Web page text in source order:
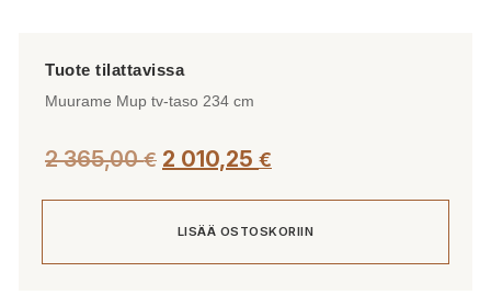
Muurame Mup tv-taso 234 cm
2 365,00€ 2 010,25 €
LISÄÄ OSTOSKORIIN